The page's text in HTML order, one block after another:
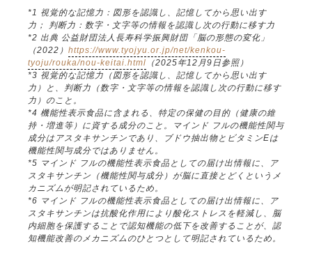
*1 視覚的な記憶力：図形を認識し、記憶してから思い出す
力； 判断力：数字・文字等の情報を認識し次の行動に移す力
*2 出典 公益財団法人長寿科学振興財団「脳の形態の変化」
（2022） https://www.tyojyu.or.jp/net/kenkou-
tyoju/rouka/nou-keitai.html （2025年12月9日参照）
*3 視覚的な記憶力（図形を認識し、記憶してから思い出す
力）と、判断力（数字・文字等の情報を認識し次の行動に移す
力）のこと。
*4 機能性表示食品に含まれる、特定の保健の目的（健康の維
持・増進等）に資する成分のこと。マインド フルの機能性関与
成分はアスタキサンチンであり、ブドウ抽出物とビタミンEは
機能性関与成分ではありません。
*5 マインド フルの機能性表示食品としての届け出情報に、ア
スタキサンチン（機能性関与成分）が脳に直接とどくというメ
カニズムが明記されているため。
*6 マインド フルの機能性表示食品としての届け出情報に、ア
スタキサンチンは抗酸化作用により酸化ストレスを軽減し、脳
内細胞を保護することで認知機能の低下を改善することが、認
知機能改善のメカニズムのひとつとして明記されているため。